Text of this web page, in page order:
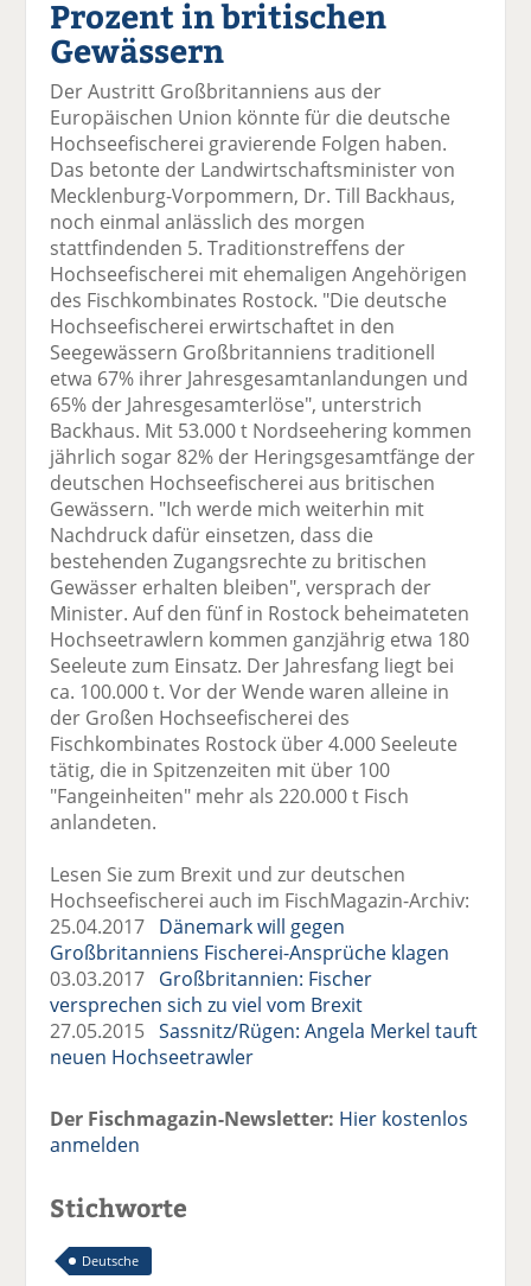
el
a
F
ac
e
b
o
o
k
te
il
e
n
t
er
n
n
k
e
di
il
e
m
ai
l
v
n
d
n
Prozent in britischen
Gewässern
Der Austritt Großbritanniens aus der
Europäischen Union könnte für die deutsche
Hochseefischerei gravierende Folgen haben.
Das betonte der Landwirtschaftsminister von
Mecklenburg-Vorpommern, Dr. Till Backhaus,
noch einmal anlässlich des morgen
stattfindenden 5. Traditionstreffens der
Hochseefischerei mit ehemaligen Angehörigen
des Fischkombinates Rostock. "Die deutsche
Hochseefischerei erwirtschaftet in den
Seegewässern Großbritanniens traditionell
etwa 67% ihrer Jahresgesamtanlandungen und
65% der Jahresgesamterlöse", unterstrich
Backhaus. Mit 53.000 t Nordseehering kommen
jährlich sogar 82% der Heringsgesamtfänge der
deutschen Hochseefischerei aus britischen
Gewässern. "Ich werde mich weiterhin mit
Nachdruck dafür einsetzen, dass die
bestehenden Zugangsrechte zu britischen
Gewässer erhalten bleiben", versprach der
Minister. Auf den fünf in Rostock beheimateten
Hochseetrawlern kommen ganzjährig etwa 180
Seeleute zum Einsatz. Der Jahresfang liegt bei
ca. 100.000 t. Vor der Wende waren alleine in
der Großen Hochseefischerei des
Fischkombinates Rostock über 4.000 Seeleute
tätig, die in Spitzenzeiten mit über 100
"Fangeinheiten" mehr als 220.000 t Fisch
anlandeten.
Lesen Sie zum Brexit und zur deutschen
Hochseefischerei auch im FischMagazin-Archiv:
25.04.2017 Dänemark will gegen
Großbritanniens Fischerei-Ansprüche klagen
03.03.2017 Großbritannien: Fischer
versprechen sich zu viel vom Brexit
27.05.2015Sassnitz/Rügen: Angela Merkel tauft
neuen Hochseetrawler
Der Fischmagazin-Newsletter: Hier kostenlos
anmelden
Stichworte
Deutsche